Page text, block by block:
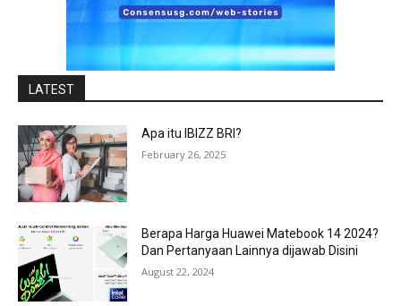
LATEST
Apa itu IBIZZ BRI?
February 26, 2025
Berapa Harga Huawei Matebook 14 2024?
Dan Pertanyaan Lainnya dijawab Disini
August 22, 2024